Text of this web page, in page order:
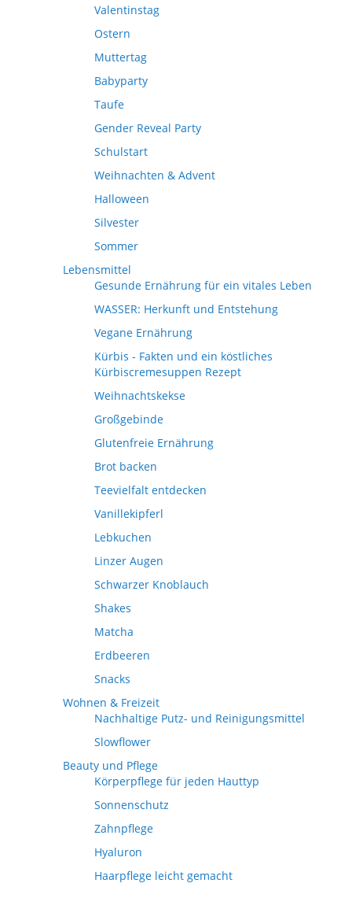
Valentinstag
Ostern
Muttertag
Babyparty
Taufe
Gender Reveal Party
Schulstart
Weihnachten & Advent
Halloween
Silvester
Sommer
Lebensmittel
Gesunde Ernährung für ein vitales Leben
WASSER: Herkunft und Entstehung
Vegane Ernährung
Kürbis - Fakten und ein köstliches
Kürbiscremesuppen Rezept
Weihnachtskekse
Großgebinde
Glutenfreie Ernährung
Brot backen
Teevielfalt entdecken
Vanillekipferl
Lebkuchen
Linzer Augen
Schwarzer Knoblauch
Shakes
Matcha
Erdbeeren
Snacks
Wohnen & Freizeit
Nachhaltige Putz- und Reinigungsmittel
Slowflower
Beauty und Pflege
Körperpflege für jeden Hauttyp
Sonnenschutz
Zahnpflege
Hyaluron
Haarpflege leicht gemacht